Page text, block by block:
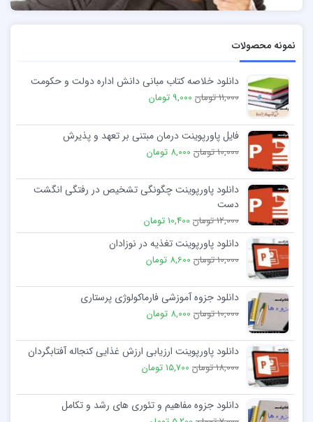
نمونه محصولات
دانلود خلاصه کتاب مبانی دانش اداره دولت و حکومت
11,000 تومان 9,000 تومان
فایل پاورپوینت درمان مبتنی بر تعهد و پذیرش
10,000 تومان 8,000 تومان
دانلود پاورپوینت چگونگی تشخیص در رفتگی انگشت
دست
12,000 تومان 10,400 تومان
دانلود پاورپوینت تغذيه در نوزادان
10,000 تومان 8,600 تومان
دانلود جزوه آموزشی فارماکولوژی پرستاری
10,000 تومان 8,000 تومان
دانلود پاورپوینت ارزیابی ارزش غذایی کنجاله آفتابگردان
18,000 تومان 15,700 تومان
دانلود جزوه مفاهیم و تئوری های رشد و تکامل